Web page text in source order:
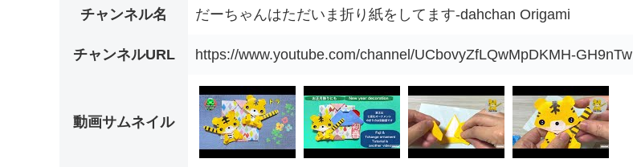
チャンネル名 だーちゃんはただいま折り紙をしてます-dahchan Origami
チャンネルURL https://www.youtube.com/channel/UCbovyZfLQwMpDKMH-GH9nTw
動画サムネイル